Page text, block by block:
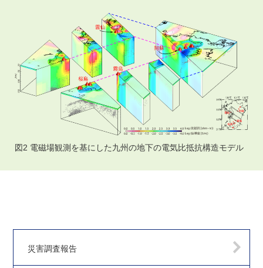
図2 電磁場観測を基にした九州の地下の電気比抵抗構造モデル
災害調査報告